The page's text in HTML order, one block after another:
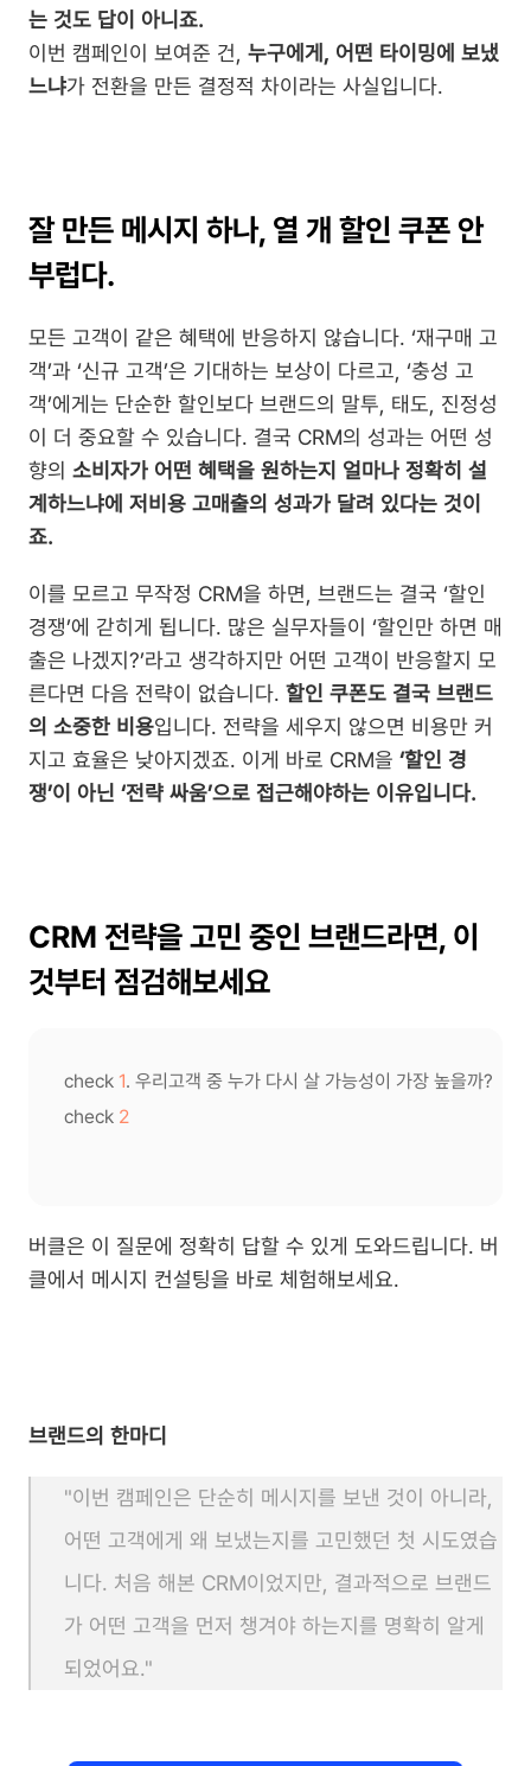
는 것도 답이 아니죠.
이번 캠페인이 보여준 건, 누구에게, 어떤 타이밍에 보냈
느냐가 전환을 만든 결정적 차이라는 사실입니다.
잘 만든 메시지 하나, 열 개 할인 쿠폰 안
부럽다.
모든 고객이 같은 혜택에 반응하지 않습니다. ‘재구매 고
객’과 ‘신규 고객’은 기대하는 보상이 다르고, ‘충성 고
객’에게는 단순한 할인보다 브랜드의 말투, 태도, 진정성
이 더 중요할 수 있습니다. 결국 CRM의 성과는 어떤 성
향의 소비자가 어떤 혜택을 원하는지 얼마나 정확히 설
계하느냐에 저비용 고매출의 성과가 달려 있다는 것이
죠.
이를 모르고 무작정 CRM을 하면, 브랜드는 결국 ‘할인
경쟁’에 갇히게 됩니다. 많은 실무자들이 ‘할인만 하면 매
출은 나겠지?’라고 생각하지만 어떤 고객이 반응할지 모
른다면 다음 전략이 없습니다. 할인 쿠폰도 결국 브랜드
의 소중한 비용입니다. 전략을 세우지 않으면 비용만 커
지고 효율은 낮아지겠죠. 이게 바로 CRM을 ‘할인 경
쟁’이 아닌 ‘전략 싸움’으로 접근해야하는 이유입니다.
CRM 전략을 고민 중인 브랜드라면, 이
것부터 점검해보세요
check 1. 우리고객 중 누가 다시 살 가능성이 가장 높을까?
check 2
버클은 이 질문에 정확히 답할 수 있게 도와드립니다. 버
클에서 메시지 컨설팅을 바로 체험해보세요.
브랜드의 한마디
"이번 캠페인은 단순히 메시지를 보낸 것이 아니라,
어떤 고객에게 왜 보냈는지를 고민했던 첫 시도였습
니다. 처음 해본 CRM이었지만, 결과적으로 브랜드
가 어떤 고객을 먼저 챙겨야 하는지를 명확히 알게
되었어요."